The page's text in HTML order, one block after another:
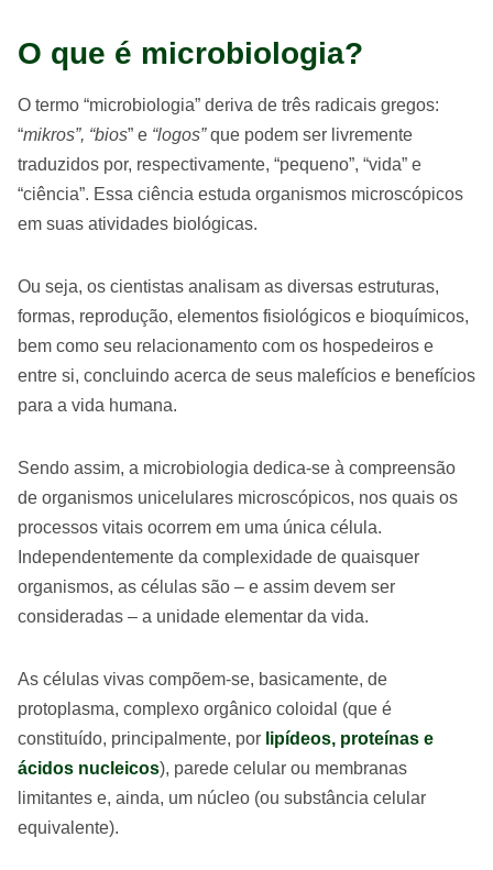
O que é microbiologia?
O termo “microbiologia” deriva de três radicais gregos:
“mikros”, “bios” e “logos”que podem ser livremente
traduzidos por, respectivamente, “pequeno”, “vida” e
“ciência”. Essa ciência estuda organismos microscópicos
em suas atividades biológicas.
Ou seja, os cientistas analisam as diversas estruturas,
formas, reprodução, elementos fisiológicos e bioquímicos,
bem como seu relacionamento com os hospedeiros e
entre si, concluindo acerca de seus malefícios e benefícios
para a vida humana.
Sendo assim, a microbiologia dedica-se à compreensão
de organismos unicelulares microscópicos, nos quais os
processos vitais ocorrem em uma única célula.
Independentemente da complexidade de quaisquer
organismos, as células são – e assim devem ser
consideradas – a unidade elementar da vida.
As células vivas compõem-se, basicamente, de
protoplasma, complexo orgânico coloidal (que é
constituído, principalmente, por lipídeos, proteínas e
ácidos nucleicos), parede celular ou membranas
limitantes e, ainda, um núcleo (ou substância celular
equivalente).